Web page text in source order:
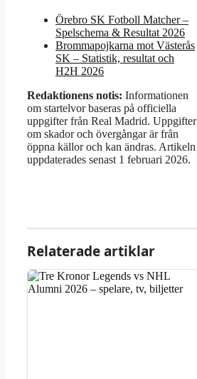
Örebro SK Fotboll Matcher –
Spelschema & Resultat 2026
Brommapojkarna mot Västerås
SK – Statistik, resultat och
H2H 2026
Redaktionens notis: Informationen
om startelvor baseras på officiella
uppgifter från Real Madrid. Uppgifter
om skador och övergångar är från
öppna källor och kan ändras. Artikeln
uppdaterades senast 1 februari 2026.
Relaterade artiklar